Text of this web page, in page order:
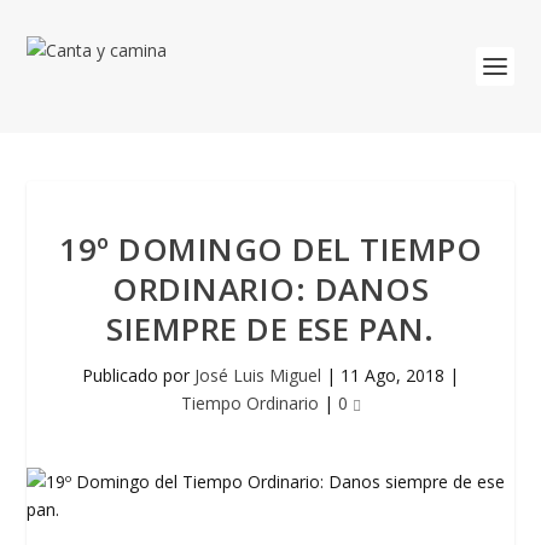
19º DOMINGO DEL TIEMPO
ORDINARIO: DANOS
SIEMPRE DE ESE PAN.
Publicado por José Luis Miguel | 11 Ago, 2018 |
Tiempo Ordinario | 0